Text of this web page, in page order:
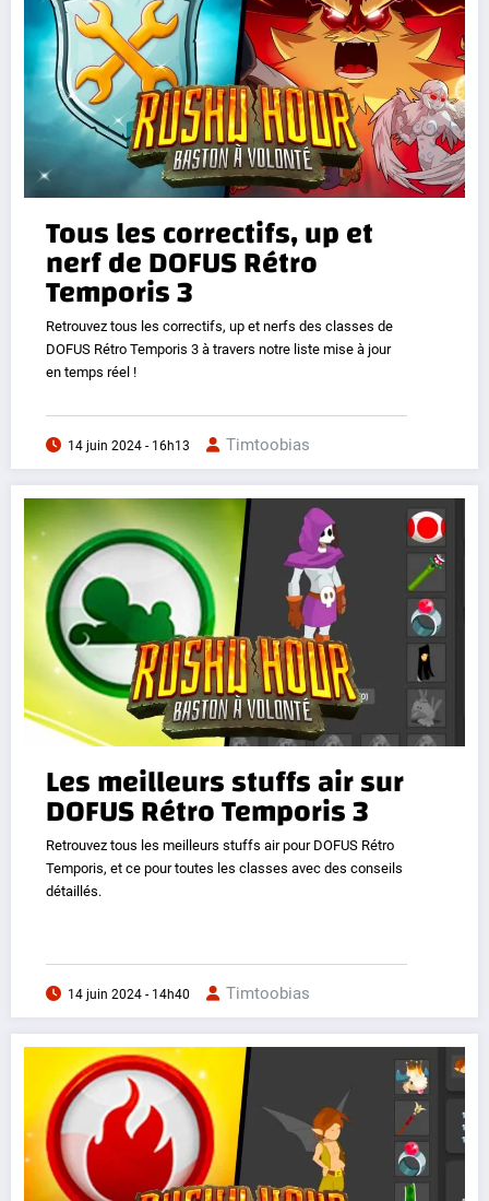
Tous les correctifs, up et
nerf de DOFUS Rétro
Temporis 3
Retrouvez tous les correctifs, up et nerfs des classes de
DOFUS Rétro Temporis 3 à travers notre liste mise à jour
en temps réel !
14 juin 2024 - 16h13 Timtoobias
Les meilleurs stuffs air sur
DOFUS Rétro Temporis 3
Retrouvez tous les meilleurs stuffs air pour DOFUS Rétro
Temporis, et ce pour toutes les classes avec des conseils
détaillés.
14 juin 2024 - 14h40 Timtoobias